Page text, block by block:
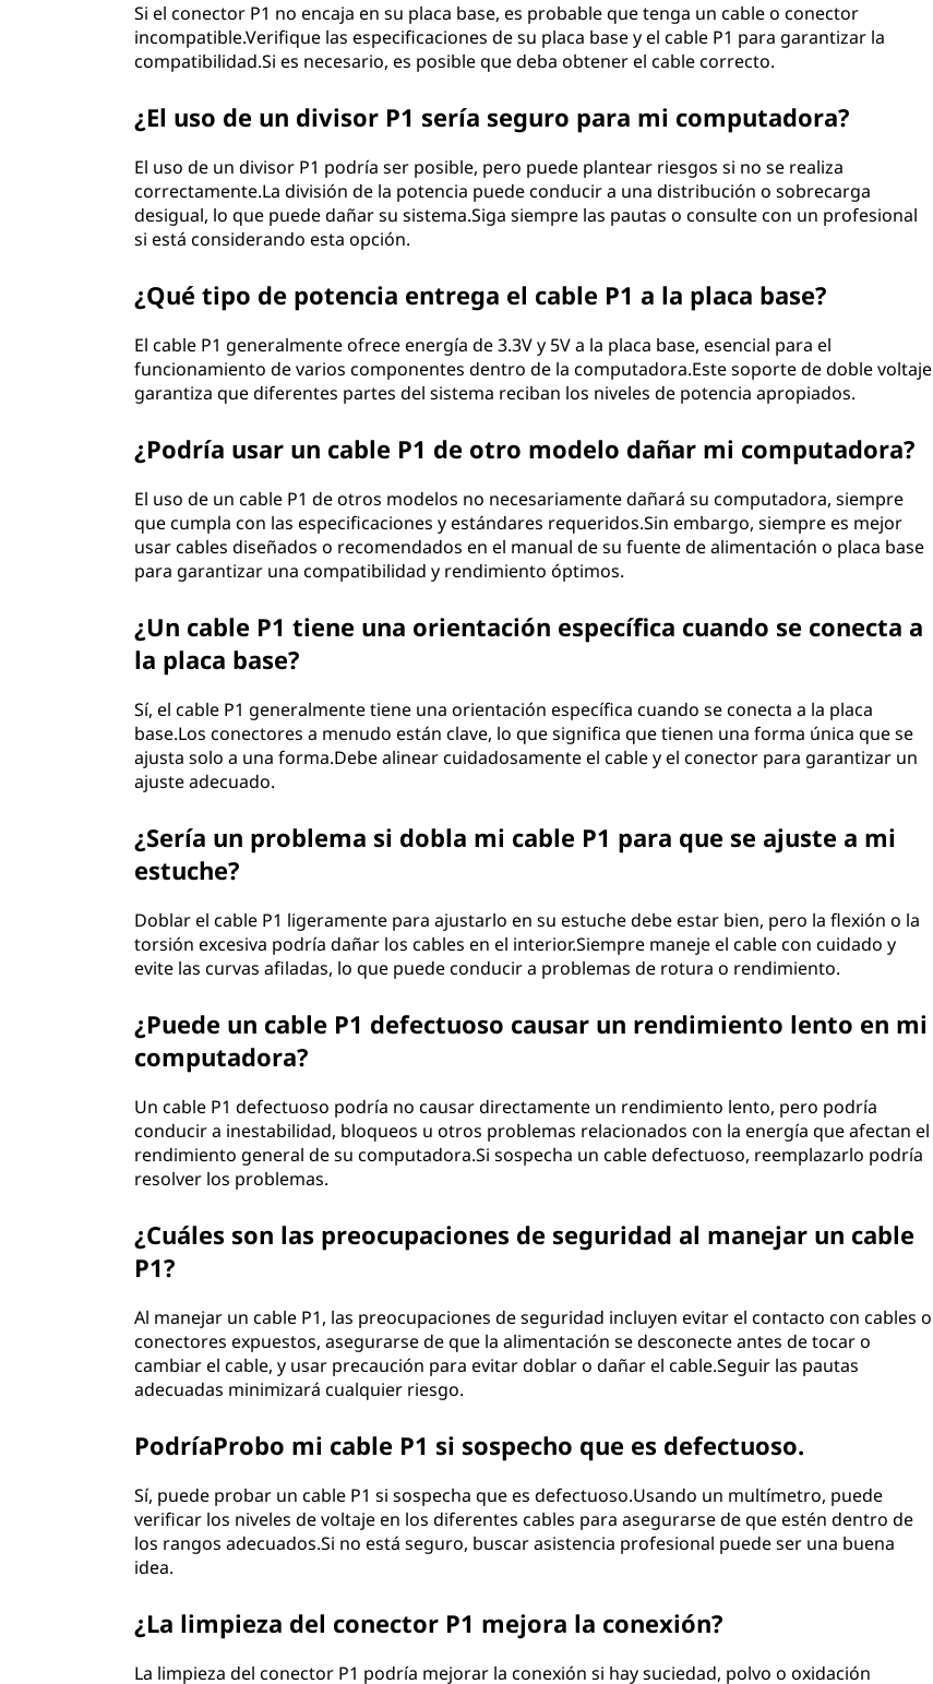
Si el conector P1 no encaja en su placa base, es probable que tenga un cable o conector
incompatible.Verifique las especificaciones de su placa base y el cable P1 para garantizar la
compatibilidad.Si es necesario, es posible que deba obtener el cable correcto.
¿El uso de un divisor P1 sería seguro para mi computadora?
El uso de un divisor P1 podría ser posible, pero puede plantear riesgos si no se realiza
correctamente.La división de la potencia puede conducir a una distribución o sobrecarga
desigual, lo que puede dañar su sistema.Siga siempre las pautas o consulte con un profesional
si está considerando esta opción.
¿Qué tipo de potencia entrega el cable P1 a la placa base?
El cable P1 generalmente ofrece energía de 3.3V y 5V a la placa base, esencial para el
funcionamiento de varios componentes dentro de la computadora.Este soporte de doble voltaje
garantiza que diferentes partes del sistema reciban los niveles de potencia apropiados.
¿Podría usar un cable P1 de otro modelo dañar mi computadora?
El uso de un cable P1 de otros modelos no necesariamente dañará su computadora, siempre
que cumpla con las especificaciones y estándares requeridos.Sin embargo, siempre es mejor
usar cables diseñados o recomendados en el manual de su fuente de alimentación o placa base
para garantizar una compatibilidad y rendimiento óptimos.
¿Un cable P1 tiene una orientación específica cuando se conecta a
la placa base?
Sí, el cable P1 generalmente tiene una orientación específica cuando se conecta a la placa
base.Los conectores a menudo están clave, lo que significa que tienen una forma única que se
ajusta solo a una forma.Debe alinear cuidadosamente el cable y el conector para garantizar un
ajuste adecuado.
¿Sería un problema si dobla mi cable P1 para que se ajuste a mi
estuche?
Doblar el cable P1 ligeramente para ajustarlo en su estuche debe estar bien, pero la flexión o la
torsión excesiva podría dañar los cables en el interior.Siempre maneje el cable con cuidado y
evite las curvas afiladas, lo que puede conducir a problemas de rotura o rendimiento.
¿Puede un cable P1 defectuoso causar un rendimiento lento en mi
computadora?
Un cable P1 defectuoso podría no causar directamente un rendimiento lento, pero podría
conducir a inestabilidad, bloqueos u otros problemas relacionados con la energía que afectan el
rendimiento general de su computadora.Si sospecha un cable defectuoso, reemplazarlo podría
resolver los problemas.
¿Cuáles son las preocupaciones de seguridad al manejar un cable
P1?
Al manejar un cable P1, las preocupaciones de seguridad incluyen evitar el contacto con cables o
conectores expuestos, asegurarse de que la alimentación se desconecte antes de tocar o
cambiar el cable, y usar precaución para evitar doblar o dañar el cable.Seguir las pautas
adecuadas minimizará cualquier riesgo.
PodríaProbo mi cable P1 si sospecho que es defectuoso.
Sí, puede probar un cable P1 si sospecha que es defectuoso.Usando un multímetro, puede
verificar los niveles de voltaje en los diferentes cables para asegurarse de que estén dentro de
los rangos adecuados.Si no está seguro, buscar asistencia profesional puede ser una buena
idea.
¿La limpieza del conector P1 mejora la conexión?
La limpieza del conector P1 podría mejorar la conexión si hay suciedad, polvo o oxidación